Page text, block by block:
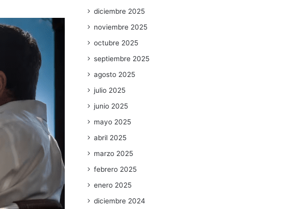
diciembre 2025
noviembre 2025
octubre 2025
septiembre 2025
agosto 2025
julio 2025
junio 2025
mayo 2025
abril 2025
marzo 2025
febrero 2025
enero 2025
diciembre 2024